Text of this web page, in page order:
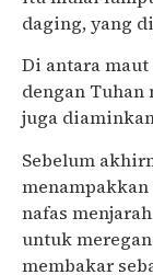
daging, yang
Di antara
dengan Tuhan
juga
Sebelum
nafas
untuk
membakar